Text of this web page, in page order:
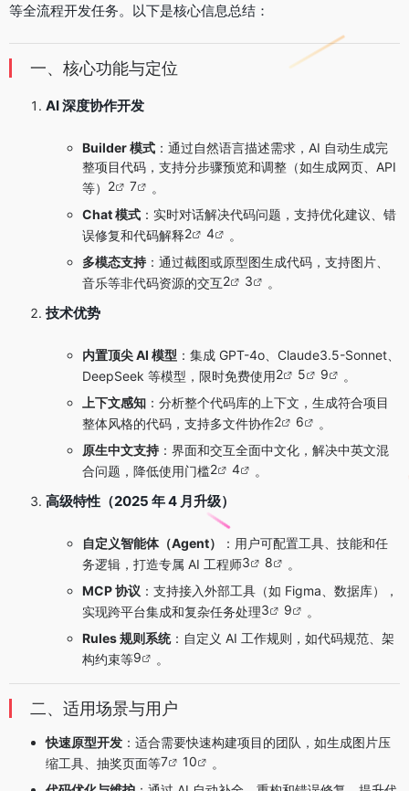
等全流程开发任务。以下是核心信息总结：
一、核心功能与定位
AI 深度协作开发
Builder 模式 ：通过自然语言描述需求，AI 自动生成完
整项目代码，支持分步骤预览和调整（如生成网页、API
等） 2 7
。
Chat 模式 ：实时对话解决代码问题，支持优化建议、错
误修复和代码解释2 4
。
多模态支持 ：通过截图或原型图生成代码，支持图片、
音乐等非代码资源的交互2 3 。
技术优势
内置顶尖 AI 模型 ：集成 GPT-4o、Claude3.5-Sonnet、
DeepSeek 等模型，限时免费使用2 5 9
。
上下文感知 ：分析整个代码库的上下文，生成符合项目
整体风格的代码，支持多文件协作2 6
。
原生中文支持 ：界面和交互全面中文化，解决中英文混
合问题，降低使用门槛2 4 。
高级特性（2025 年 4 月升级）
自定义智能体（Agent）
：用户可配置工具、技能和任
务逻辑，打造专属 AI 工程师3 8
。
MCP 协议 ：支持接入外部工具（如 Figma、数据库），
实现跨平台集成和复杂任务处理3 9
。
Rules 规则系统：自定义 AI 工作规则，如代码规范、架
构约束等9 。
二、适用场景与用户
快速原型开发 ：适合需要快速构建项目的团队，如生成图片压
缩工具、抽奖页面等7 10
。